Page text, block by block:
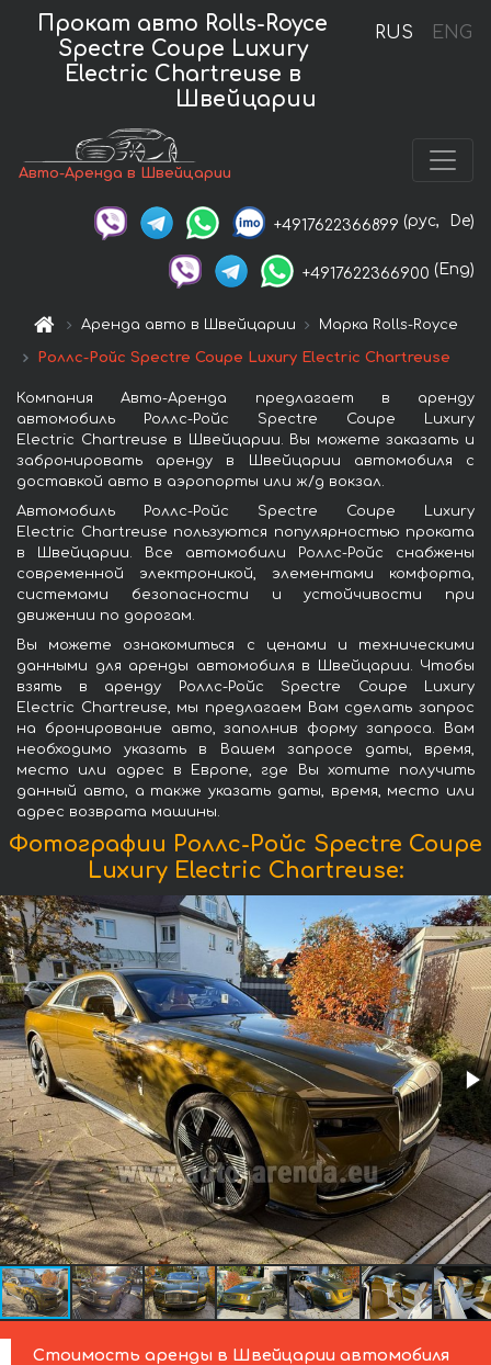
RUS ENG
Прокат авто Rolls-Royce
Spectre Coupe Luxury
Electric Chartreuse в
Швейцарии
Авто-Аренда в Швейцарии
+4917622366899 (рус, De)
+4917622366900 (Eng)
Аренда авто в Швейцарии Марка Rolls-Royce
Роллс-Ройс Spectre Coupe Luxury Electric Chartreuse
Компания Авто-Аренда предлагает в аренду
автомобиль Роллс-Ройс Spectre Coupe Luxury
Electric Chartreuse в Швейцарии. Вы можете заказать и
забронировать аренду в Швейцарии автомобиля с
доставкой авто в аэропорты или ж/д вокзал.
Автомобиль Роллс-Ройс Spectre Coupe Luxury
Electric Chartreuse пользуются популярностью проката
в Швейцарии. Все автомобили Роллс-Ройс снабжены
современной электроникой, элементами комфорта,
системами безопасности и устойчивости при
движении по дорогам.
Вы можете ознакомиться с ценами и техническими
данными для аренды автомобиля в Швейцарии. Чтобы
взять в аренду Роллс-Ройс Spectre Coupe Luxury
Electric Chartreuse, мы предлагаем Вам сделать запрос
на бронирование авто, заполнив форму запроса. Вам
необходимо указать в Вашем запросе даты, время,
место или адрес в Европе, где Вы хотите получить
данный авто, а также указать даты, время, место или
адрес возврата машины.
Фотографии Роллс-Ройс Spectre Coupe
Luxury Electric Chartreuse:
Стоимость аренды в Швейцарии автомобиля